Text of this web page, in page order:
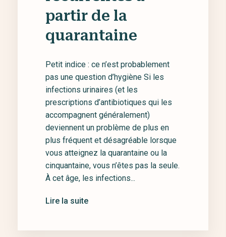
partir de la
quarantaine
Petit indice : ce n’est probablement
pas une question d’hygiène Si les
infections urinaires (et les
prescriptions d’antibiotiques qui les
accompagnent généralement)
deviennent un problème de plus en
plus fréquent et désagréable lorsque
vous atteignez la quarantaine ou la
cinquantaine, vous n’êtes pas la seule.
À cet âge, les infections...
Lire la suite